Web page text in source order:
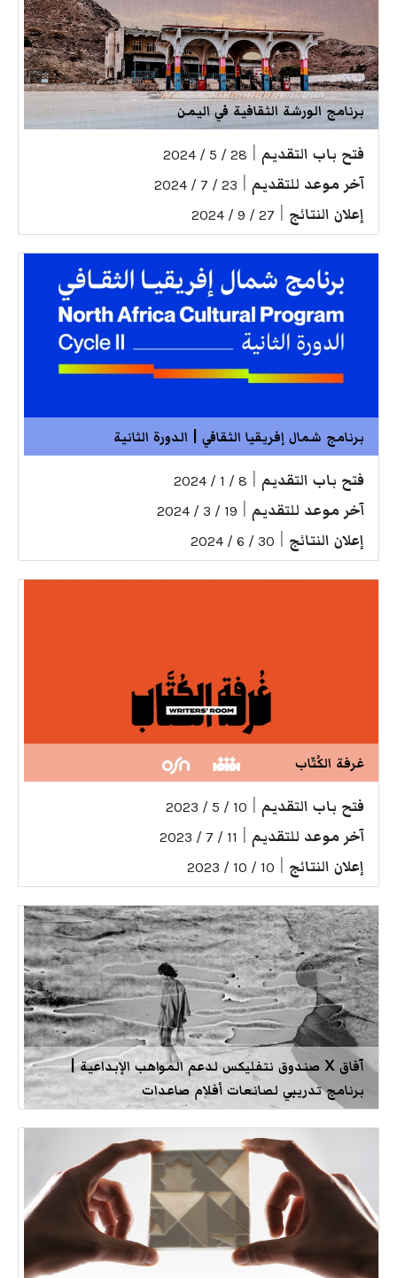
برنامج الورشة الثقافية في اليمن
فتح باب التقديم 28 / 5 / 2024
آخر موعد للتقديم 23 / 7 / 2024
إعلان النتائج 27 / 9 / 2024
برنامج شمال إفريقيا الثقافي | الدورة الثانية
فتح باب التقديم 8 / 1 / 2024
آخر موعد للتقديم 19 / 3 / 2024
إعلان النتائج 30 / 6 / 2024
غرفة الكُتّاب
فتح باب التقديم 10 / 5 / 2023
آخر موعد للتقديم 11 / 7 / 2023
إعلان النتائج 10 / 10 / 2023
آفاق X صندوق نتفليكس لدعم المواهب الإبداعية |
برنامج تدريبي لصانعات أفلام صاعدات